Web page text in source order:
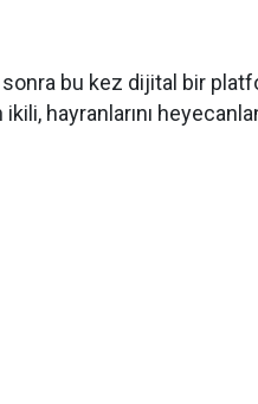
sonra bu kez dijital bir
hayranlarını